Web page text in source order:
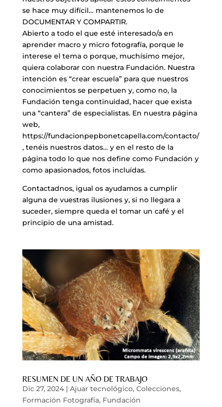
se hace muy difícil… mantenemos lo de
DOCUMENTAR Y COMPARTIR.
Abierto a todo el que esté interesado/a en
aprender macro y micro fotografía, porque le
interese el tema o porque, muchísimo mejor,
quiera colaborar con nuestra Fundación. Nuestra
intención es “crear escuela” para que nuestros
conocimientos se perpetuen y, como no, la
Fundación tenga continuidad, hacer que exista
una “cantera” de especialistas. En nuestra página
web,
https://fundacionpepbonetcapella.com/contacto/
, tenéis nuestros datos… y en el resto de la
página todo lo que nos define como Fundación y
como apasionados, fotos incluídas.
Contactadnos, igual os ayudamos a cumplir
alguna de vuestras ilusiones y, si no llegara a
suceder, siempre queda el tomar un café y el
principio de una amistad.
RESUMEN DE UN AÑO DE TRABAJO
Dic 27, 2024| Ajuar tecnológico, Colecciones,
Formación Fotografía, Fundación